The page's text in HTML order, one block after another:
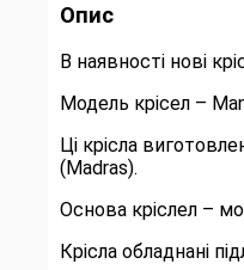
Опис
В наявності нові
Модель крісел –
Ці крісла
(Madras).
Основа кріслел –
Крісла обладнані